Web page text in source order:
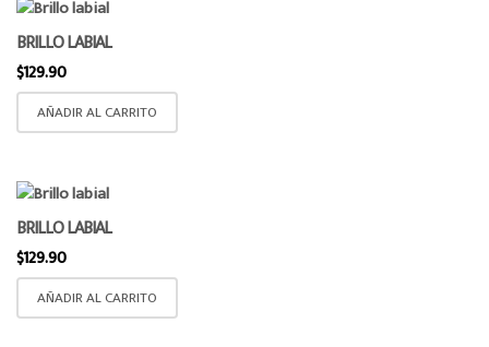
BRILLO LABIAL
$129.90
AÑADIR AL CARRITO
BRILLO LABIAL
$129.90
AÑADIR AL CARRITO